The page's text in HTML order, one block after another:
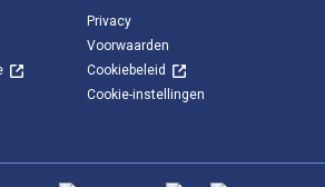
Privacy
Voorwaarden
Cookiebeleid
Cookie-instellingen